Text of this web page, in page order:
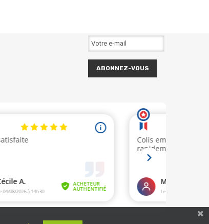
ABONNEZ-VOUS